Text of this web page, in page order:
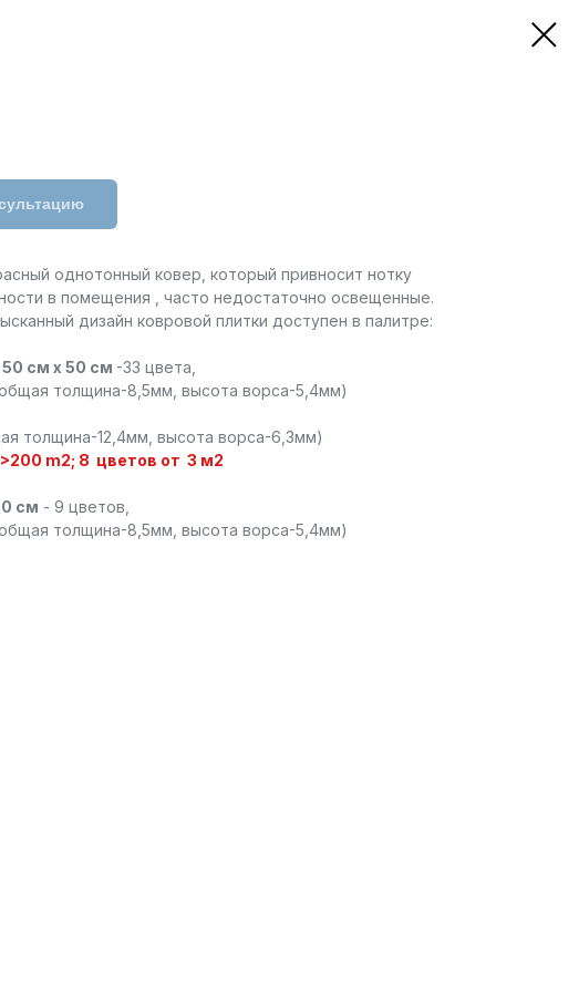
однотонный ковер, который привносит нотку
в помещения , часто недостаточно освещенные.
дизайн ковровой плитки доступен в палитре:
см x 50 см -33 цвета,
толщина-8,5мм, высота ворса-5,4мм)
толщина-12,4мм, высота ворса-6,3мм)
m2; 8 цветов от 3 м2
см - 9 цветов,
толщина-8,5мм, высота ворса-5,4мм)